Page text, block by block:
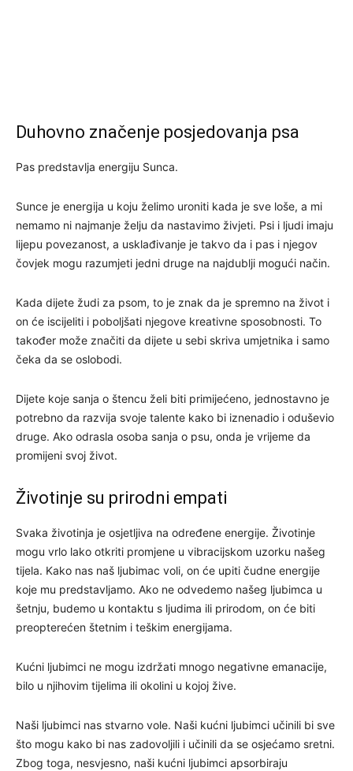
Duhovno značenje posjedovanja psa
Pas predstavlja energiju Sunca.
Sunce je energija u koju želimo uroniti kada je sve loše, a mi
nemamo ni najmanje želju da nastavimo živjeti. Psi i ljudi imaju
lijepu povezanost, a usklađivanje je takvo da i pas i njegov
čovjek mogu razumjeti jedni druge na najdublji mogući način.
Kada dijete žudi za psom, to je znak da je spremno na život i
on će iscijeliti i poboljšati njegove kreativne sposobnosti. To
također može značiti da dijete u sebi skriva umjetnika i samo
čeka da se oslobodi.
Dijete koje sanja o štencu želi biti primijećeno, jednostavno je
potrebno da razvija svoje talente kako bi iznenadio i oduševio
druge. Ako odrasla osoba sanja o psu, onda je vrijeme da
promijeni svoj život.
Životinje su prirodni empati
Svaka životinja je osjetljiva na određene energije. Životinje
mogu vrlo lako otkriti promjene u vibracijskom uzorku našeg
tijela. Kako nas naš ljubimac voli, on će upiti čudne energije
koje mu predstavljamo. Ako ne odvedemo našeg ljubimca u
šetnju, budemo u kontaktu s ljudima ili prirodom, on će biti
preopterećen štetnim i teškim energijama.
Kućni ljubimci ne mogu izdržati mnogo negativne emanacije,
bilo u njihovim tijelima ili okolini u kojoj žive.
Naši ljubimci nas stvarno vole. Naši kućni ljubimci učinili bi sve
što mogu kako bi nas zadovoljili i učinili da se osjećamo sretni.
Zbog toga, nesvjesno, naši kućni ljubimci apsorbiraju